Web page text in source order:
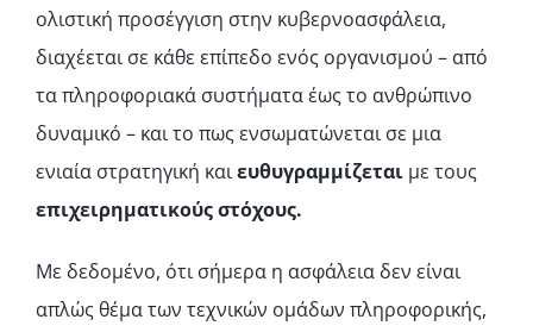
ολιστική προσέγγιση στην κυβερνοασφάλεια,
διαχέεται σε κάθε επίπεδο ενός οργανισμού – από
τα πληροφοριακά συστήματα έως το ανθρώπινο
δυναμικό – και το πως ενσωματώνεται σε μια
ενιαία στρατηγική καιευθυγραμμίζεται με τους
επιχειρηματικούς στόχους.
Με δεδομένο, ότι σήμερα η ασφάλεια δεν είναι
απλώς θέμα των τεχνικών ομάδων πληροφορικής,